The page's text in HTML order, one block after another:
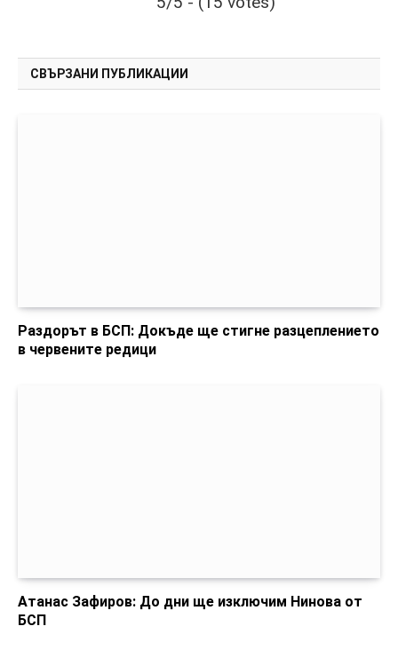
СВЪРЗАНИ ПУБЛИКАЦИИ
Раздорът в БСП: Докъде ще стигне разцеплението
в червените редици
Атанас Зафиров: До дни ще изключим Нинова от
БСП